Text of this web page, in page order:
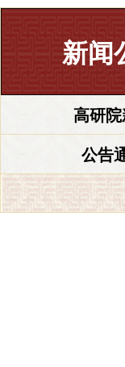
新闻
高研
公告